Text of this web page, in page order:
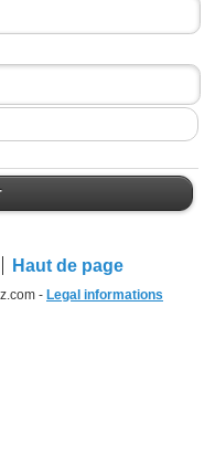
Haut de page
- Legal informations